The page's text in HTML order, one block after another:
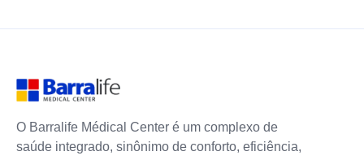
O Barralife Médical Center é um complexo de
saúde integrado, sinônimo de conforto, eficiência,